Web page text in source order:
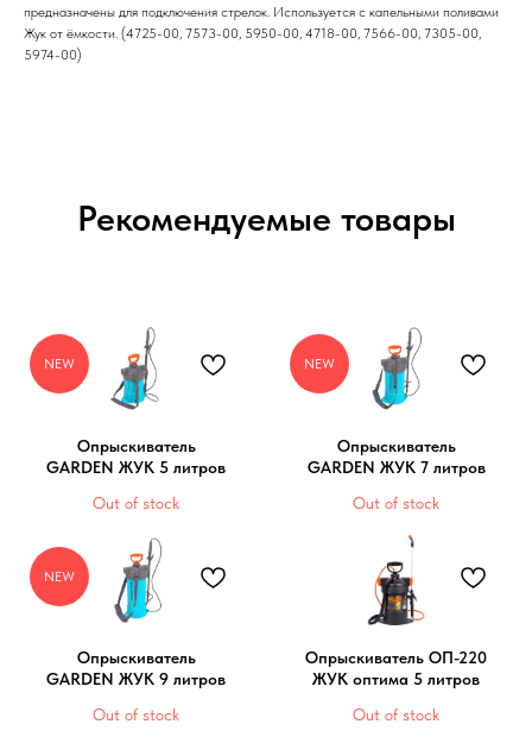
предназначены для подключения стрелок. Используется с капельными поливами
Жук от ёмкости. (4725-00, 7573-00, 5950-00, 4718-00, 7566-00, 7305-00,
5974-00)
Рекомендуемые товары
NEW
Опрыскиватель
GARDEN ЖУК 5 литров
Out of stock
NEW
Опрыскиватель
GARDEN ЖУК 7 литров
Out of stock
NEW
Опрыскиватель
GARDEN ЖУК 9 литров
Out of stock
Опрыскиватель ОП-220
ЖУК оптима 5 литров
Out of stock